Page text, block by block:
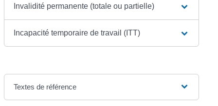
Invalidité permanente (totale ou partielle)
Incapacité temporaire de travail (ITT)
Textes de référence